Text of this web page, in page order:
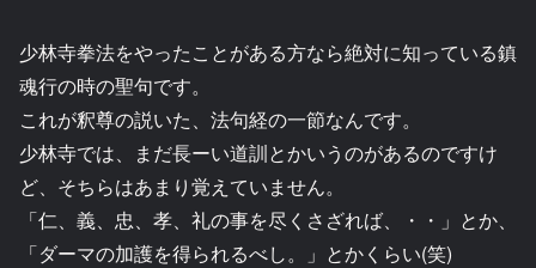
少林寺拳法をやったことがある方なら絶対に知っている鎮
魂行の時の聖句です。
これが釈尊の説いた、法句経の一節なんです。
少林寺では、まだ長ーい道訓とかいうのがあるのですけ
ど、そちらはあまり覚えていません。
「仁、義、忠、孝、礼の事を尽くさざれば、・・」とか、
「ダーマの加護を得られるべし。」とかくらい(笑)